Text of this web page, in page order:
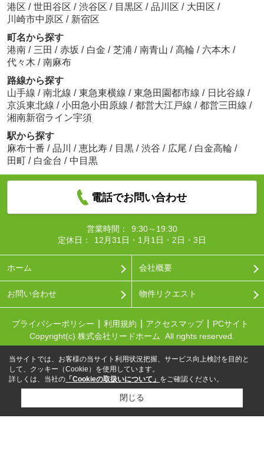
港区 / 世田谷区 / 渋谷区 / 目黒区 / 品川区 / 大田区 /
川崎市中原区 / 新宿区
町名から探す
港南 / 三田 / 赤坂 / 白金 / 芝浦 / 南青山 / 高輪 / 六本木 /
代々木 / 南麻布
路線から探す
山手線 / 南北線 / 東急東横線 / 東急田園都市線 / 日比谷線 /
京浜東北線 / 小田急小田原線 / 都営大江戸線 / 都営三田線 /
湘南新宿ライン宇須
駅から探す
麻布十番 / 品川 / 恵比寿 / 目黒 / 渋谷 / 広尾 / 白金高輪 /
田町 / 白金台 / 中目黒
電話でお問い合わせ
営業時間：
9:30～19:30
定休日：
12月31日・1月1日・2日・3日
ホーム 会社概要
お問い合わせ 物件リクエスト
プライバシーポリシー 利用規約 アクセスマップ
PCサイト
Copyright(c) 株式会社リードホーム All rights reserved.
当サイトでは、お客様の当サイト利用状況把握、サービス向上検討を目的と
して、クッキー（Cookie）を使用しています。
詳しくは、当社の 「Cookieの取扱いについて」 をご確認ください。
閉じる